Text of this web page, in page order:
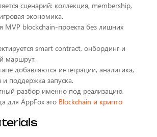
сценарий: коллекция, membership,
экономика.
MVP blockchain-проекта без лишних
smart contract, онбординг и
маршрут.
добавляются интеграции, аналитика,
поддержка запуска.
разбор именно под реализацию,
для AppFox это Blockchain и крипто